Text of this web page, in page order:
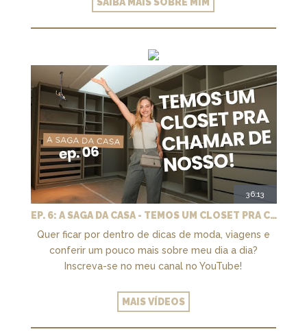
36:13
EP. 6: A SAGA DA CASA - TEMOS UM CLOSET PRA CHAMAR DE NOSSO + MARCENARIA E PAISAGISMO
Quer ficar por dentro de dicas de moda, viagens e
conferir um pouco mais sobre meu dia a dia?
Inscreva-se no meu canal no YouTube!
MAIS VÍDEOS